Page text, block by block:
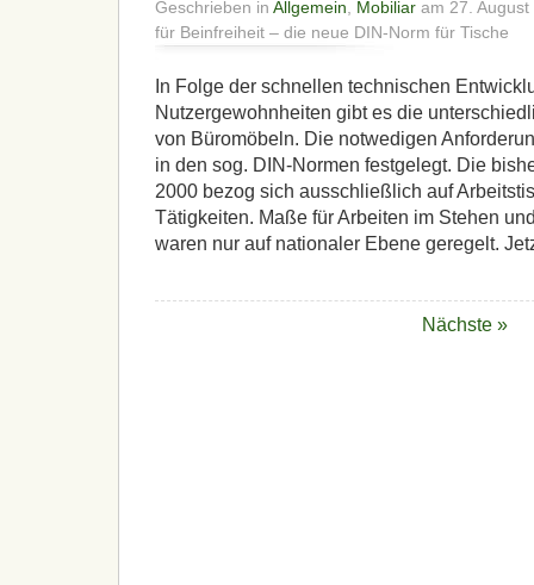
Geschrieben in Allgemein Mobiliar am 27.
für Beinfreiheit – die neue DIN-Norm für Tische
In Folge der schnellen technischen
Nutzergewohnheiten gibt es die
von Büromöbeln. Die notwedigen
in den sog. DIN-Normen festgelegt. Die
2000 bezog sich ausschließlich auf
Tätigkeiten. Maße für Arbeiten im Stehen
waren nur auf nationaler Ebene geregelt.
Nächste »